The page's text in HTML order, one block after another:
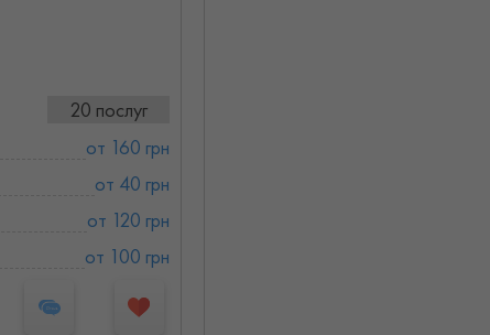
20 послуг
от 160 грн
от 40 грн
от 120 грн
от 100 грн